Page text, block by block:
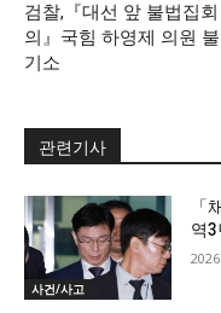
검찰,『대선 앞 불법집회
의』국힘 하영제 의원
기소
관련기사
사건/사고
「
역3